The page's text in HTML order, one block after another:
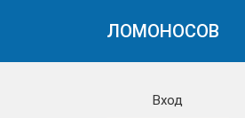
ЛОМОНОСОВ
Вход